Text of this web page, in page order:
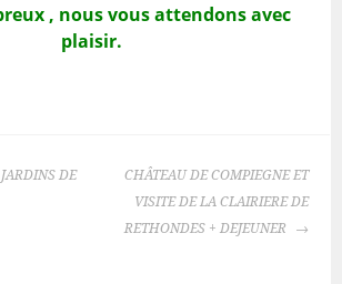
, nous vous attendons avec
plaisir.
DE
CHÂTEAU DE COMPIEGNE ET
VISITE DE LA CLAIRIERE DE
RETHONDES + DEJEUNER